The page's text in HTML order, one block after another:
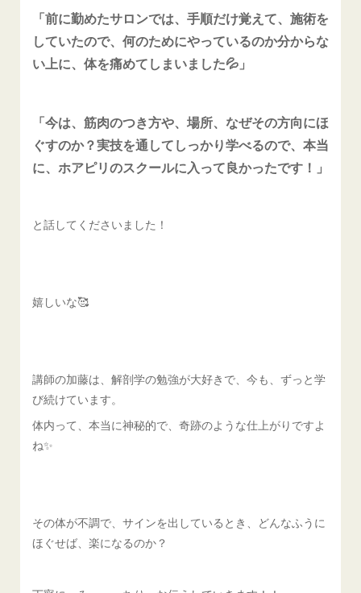
「前に勤めたサロンでは、手順だけ覚えて、施術を
していたので、何のためにやっているのか分からな
い上に、体を痛めてしまいました💦」
「今は、筋肉のつき方や、場所、なぜその方向にほ
ぐすのか？実技を通してしっかり学べるので、本当
に、ホアピリのスクールに入って良かったです！」
と話してくださいました！
嬉しいな🥰
講師の加藤は、解剖学の勉強が大好きで、今も、ずっと学
び続けています。
体内って、本当に神秘的で、奇跡のような仕上がりですよ
ね✨
その体が不調で、サインを出しているとき、どんなふうに
ほぐせば、楽になるのか？